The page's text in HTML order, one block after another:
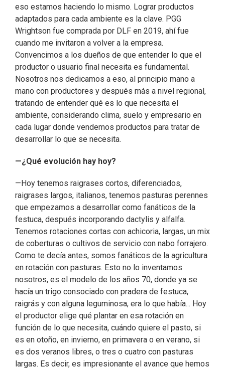
eso estamos haciendo lo mismo. Lograr productos
adaptados para cada ambiente es la clave. PGG
Wrightson fue comprada por DLF en 2019, ahí fue
cuando me invitaron a volver a la empresa.
Convencimos a los dueños de que entender lo que el
productor o usuario final necesita es fundamental.
Nosotros nos dedicamos a eso, al principio mano a
mano con productores y después más a nivel regional,
tratando de entender qué es lo que necesita el
ambiente, considerando clima, suelo y empresario en
cada lugar donde vendemos productos para tratar de
desarrollar lo que se necesita.
—¿Qué evolución hay hoy?
—Hoy tenemos raigrases cortos, diferenciados,
raigrases largos, italianos, tenemos pasturas perennes
que empezamos a desarrollar como fanáticos de la
festuca, después incorporando dactylis y alfalfa.
Tenemos rotaciones cortas con achicoria, largas, un mix
de coberturas o cultivos de servicio con nabo forrajero.
Como te decía antes, somos fanáticos de la agricultura
en rotación con pasturas. Esto no lo inventamos
nosotros, es el modelo de los años 70, donde ya se
hacía un trigo consociado con pradera de festuca,
raigrás y con alguna leguminosa, era lo que había... Hoy
el productor elige qué plantar en esa rotación en
función de lo que necesita, cuándo quiere el pasto, si
es en otoño, en invierno, en primavera o en verano, si
es dos veranos libres, o tres o cuatro con pasturas
largas. Es decir, es impresionante el avance que hemos